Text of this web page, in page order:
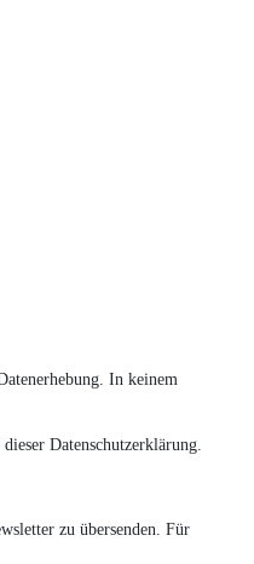
In keinem
Datenschutzerklärung.
zu übersenden. Für